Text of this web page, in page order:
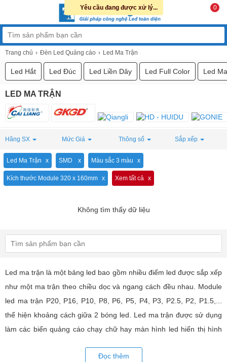
0
Trang chủ Đèn Led Quảng cáo Led Ma Trận
Led Hắt Led Đúc Led Liền Dây Led Full Color Led
LED MA TRẬN
Hãng SX Mức Giá Thông số Sắp xếp
Led Ma Trận SMD Màu sắc 3 màu
Kích thước Module 320 x 160mm Xem tất cả
Không tìm thấy dữ liệu
Led ma trận là một bảng led bao gồm nhiều điểm led được sắp xếp
như một ma trận theo chiều dọc và ngang cách đều nhau. Module
led ma trận P20, P16, P10, P8, P6, P5, P4, P3, P2.5, P2, P1.5,...
thể hiện khoảng cách giữa 2 bóng led. Led ma trận được sử dụng
làm các biển quảng cáo chạy chữ hay màn hình led hiển thị hình
nhiều lĩnh vực của cuộc sống. LED Trường An cung cấp tất cả các
Đọc thêm
Yêu cầu đang được xử lý...